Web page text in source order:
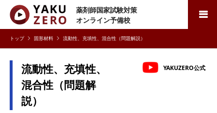
薬剤師国家試験対策
オンライン予備校
検索
固形材料 流動性、充填性、混合性（問題解説）
流動性、充填性、
混合性（問題解
説）
YAKUZERO公式